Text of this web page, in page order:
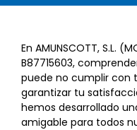
En AMUNSCOTT, S.L.
B87715603,
puede no cumplir con
garantizar tu
hemos desarrollado
amigable para todos